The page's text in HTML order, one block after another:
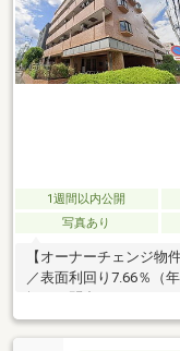
1週間以内公開
写真あり
【オーナーチェンジ物
／表面利回り7.66％（